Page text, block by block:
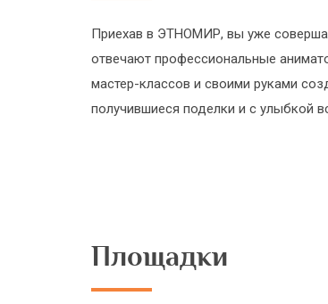
Приехав в ЭТНОМИР, вы уже
отвечают профессиональные
мастер-классов и своими руками
получившиеся поделки и с улыбкой
Площадки